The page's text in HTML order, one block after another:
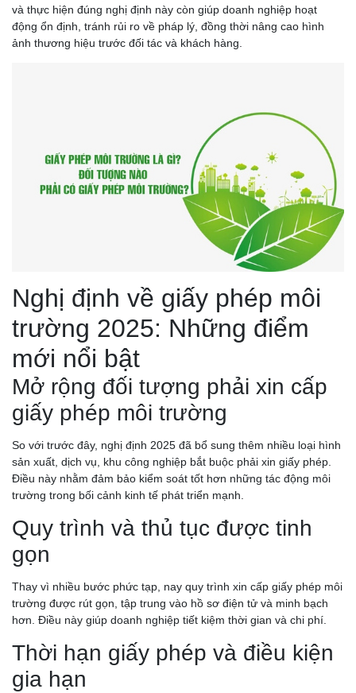
và thực hiện đúng nghị định này còn giúp doanh nghiệp hoạt
động ổn định, tránh rủi ro về pháp lý, đồng thời nâng cao hình
ảnh thương hiệu trước đối tác và khách hàng.
Nghị định về giấy phép môi
trường 2025: Những điểm
mới nổi bật
Mở rộng đối tượng phải xin cấp
giấy phép môi trường
So với trước đây, nghị định 2025 đã bổ sung thêm nhiều loại hình
sản xuất, dịch vụ, khu công nghiệp bắt buộc phải xin giấy phép.
Điều này nhằm đảm bảo kiểm soát tốt hơn những tác động môi
trường trong bối cảnh kinh tế phát triển mạnh.
Quy trình và thủ tục được tinh
gọn
Thay vì nhiều bước phức tạp, nay quy trình xin cấp giấy phép môi
trường được rút gọn, tập trung vào hồ sơ điện tử và minh bạch
hơn. Điều này giúp doanh nghiệp tiết kiệm thời gian và chi phí.
Thời hạn giấy phép và điều kiện
gia hạn